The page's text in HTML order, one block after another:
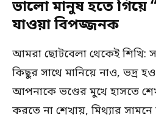
ভালো মানুষ হতে গিয়ে
যাওয়া বিপজ্জনক
আমরা ছোটবেলা থেকেই শিখি:
কিছুর সাথে মানিয়ে নাও, ভদ্র
আপনাকে ভণ্ডের মুখে হাসতে
করতে না শেখায়, মিথ্যার